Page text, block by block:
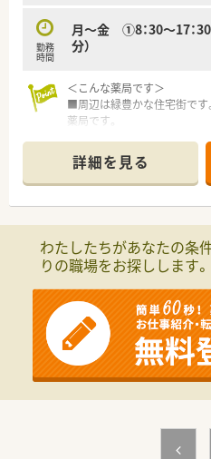
勤務
時間
月～金 ①8：30～17：
分）
＜こんな薬局です＞
■周辺は緑豊かな住宅街です
薬局です。
■応需科目は内科・眼科・小
■常時2名体制でまわしてい
＜業務内容＞
■処方箋枚数は40枚/日前後
■現場の先輩薬剤師より指導
＜法人特徴＞
■兵庫県に本社があり、全国
ングループです。創業より無
営されているたね経営基盤
■処方箋枚数が多い店舗より
薬ができる環境がございます
■地域密着型の店舗ですので
詳細を見る
わたしたちがあなたの条
りの職場をお探しします。